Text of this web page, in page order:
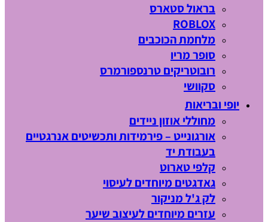
בראול סטארס
ROBLOX
מלחמת הכוכבים
סופר מריו
רובוטריקים טרנספורמרס
סקוושי
יופי ובריאות
מחוללי אוזון ניידים
אורגונייט – פירמידות ותכשיטים אנרגטיים
בעבודת יד
קלפי טארוט
גאדגטים מיוחדים לעיסוי
לק ג'ל מניקור
עזרים מיוחדים לעיצוב שיער